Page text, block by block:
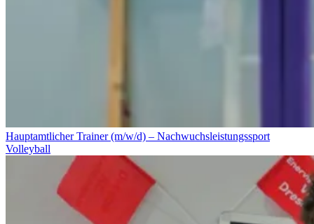
Hauptamtlicher Trainer (m/w/d) – Nachwuchsleistungssport
Volleyball